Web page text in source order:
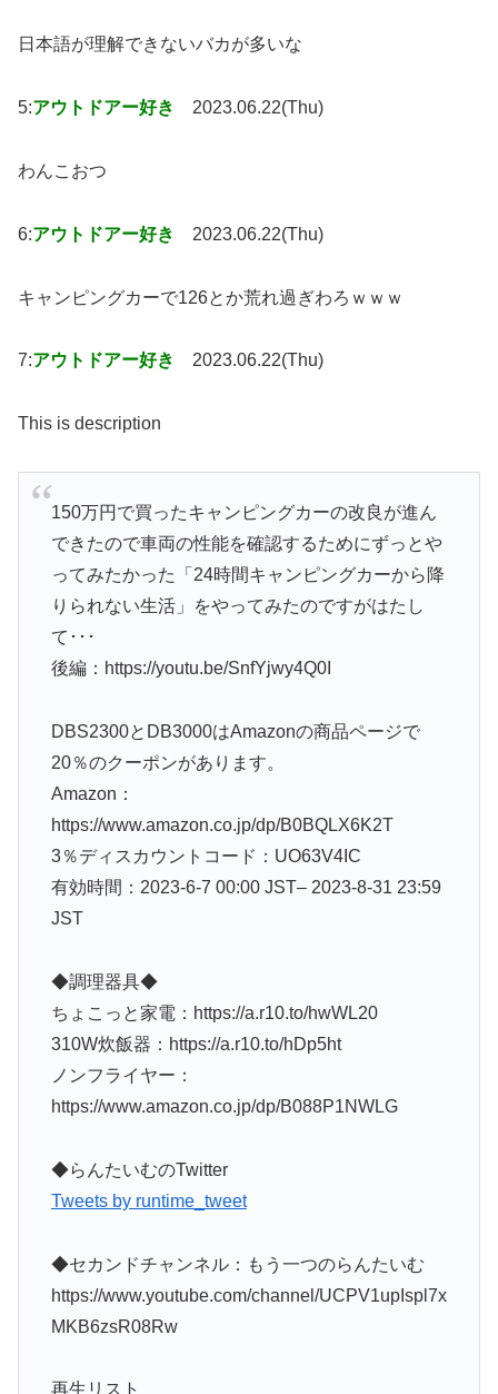
日本語が理解できないバカが多いな
5:アウトドアー好き 2023.06.22(Thu)
わんこおつ
6:アウトドアー好き 2023.06.22(Thu)
キャンピングカーで126とか荒れ過ぎわろｗｗｗ
7:アウトドアー好き 2023.06.22(Thu)
This is description
150万円で買ったキャンピングカーの改良が進ん
できたので車両の性能を確認するためにずっとや
ってみたかった「24時間キャンピングカーから降
りられない生活」をやってみたのですがはたし
て･･･
後編：https://youtu.be/SnfYjwy4Q0I
DBS2300とDB3000はAmazonの商品ページで
20％のクーポンがあります。
Amazon：
https://www.amazon.co.jp/dp/B0BQLX6K2T
3％ディスカウントコード：UO63V4IC
有効時間：2023-6-7 00:00 JST– 2023-8-31 23:59
JST
◆調理器具◆
ちょこっと家電：https://a.r10.to/hwWL20
310W炊飯器：https://a.r10.to/hDp5ht
ノンフライヤー：
https://www.amazon.co.jp/dp/B088P1NWLG
◆らんたいむのTwitter
Tweets by runtime_tweet
◆セカンドチャンネル：もう一つのらんたいむ
https://www.youtube.com/channel/UCPV1upIspl7x
MKB6zsR08Rw
再生リスト